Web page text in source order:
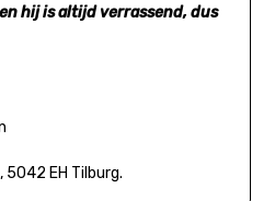
hij is altijd verrassend, dus
EH Tilburg.